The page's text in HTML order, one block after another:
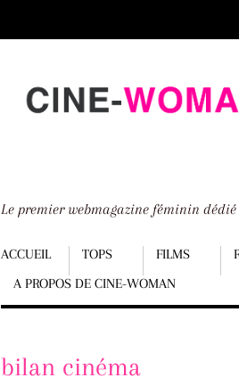
Le premier webmagazine féminin
Menu
ACCUEIL TOPS FILMS
A PROPOS DE CINE-WOMAN
Scroll
content
bilan cinéma